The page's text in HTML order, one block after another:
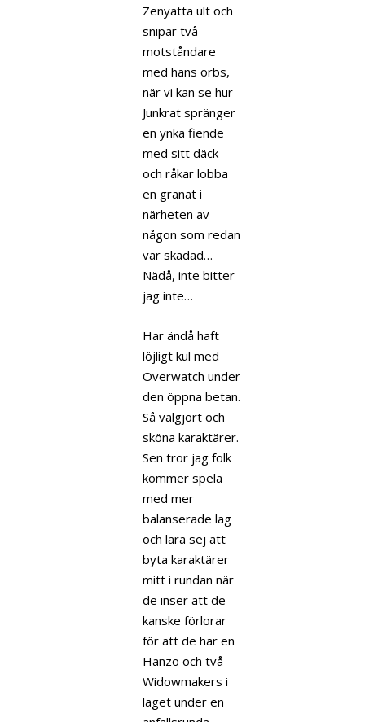
Zenyatta ult och
snipar två
motståndare
med hans orbs,
när vi kan se hur
Junkrat spränger
en ynka fiende
med sitt däck
och råkar lobba
en granat i
närheten av
någon som redan
var skadad…
Nädå, inte bitter
jag inte…
Har ändå haft
löjligt kul med
Overwatch under
den öppna betan.
Så välgjort och
sköna karaktärer.
Sen tror jag folk
kommer spela
med mer
balanserade lag
och lära sej att
byta karaktärer
mitt i rundan när
de inser att de
kanske förlorar
för att de har en
Hanzo och två
Widowmakers i
laget under en